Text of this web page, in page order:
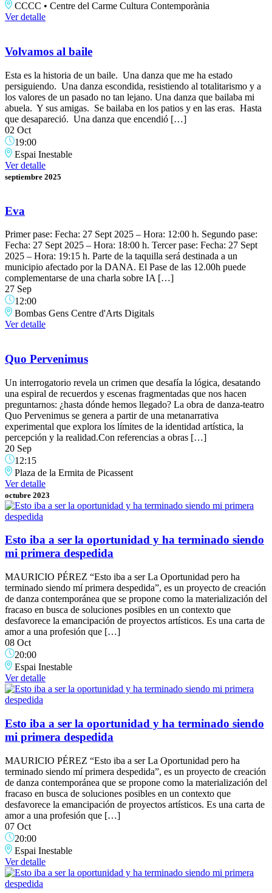
CCCC • Centre del Carme Cultura Contemporània
Ver detalle
Volvamos al baile
Esta es la historia de un baile. Una danza que me ha estado
persiguiendo. Una danza escondida, resistiendo al totalitarismo y a
los valores de un pasado no tan lejano. Una danza que bailaba mi
abuela. Y sus amigas. Se bailaba en los patios y en las eras. Hasta
que desapareció. Una danza que encendió […]
02 Oct
19:00
Espai Inestable
Ver detalle
septiembre 2025
Eva
Primer pase: Fecha: 27 Sept 2025 – Hora: 12:00 h. Segundo pase:
Fecha: 27 Sept 2025 – Hora: 18:00 h. Tercer pase: Fecha: 27 Sept
2025 – Hora: 19:15 h. Parte de la taquilla será destinada a un
municipio afectado por la DANA. El Pase de las 12.00h puede
complementarse de una charla sobre IA […]
27 Sep
12:00
Bombas Gens Centre d'Arts Digitals
Ver detalle
Quo Pervenimus
Un interrogatorio revela un crimen que desafía la lógica, desatando
una espiral de recuerdos y escenas fragmentadas que nos hacen
preguntarnos: ¿hasta dónde hemos llegado? La obra de danza-teatro
Quo Pervenimus se genera a partir de una metanarrativa
experimental que explora los límites de la identidad artística, la
percepción y la realidad.Con referencias a obras […]
20 Sep
12:15
Plaza de la Ermita de Picassent
Ver detalle
octubre 2023
Esto iba a ser la oportunidad y ha terminado siendo
mi primera despedida
MAURICIO PÉREZ “Esto iba a ser La Oportunidad pero ha
terminado siendo mí primera despedida”, es un proyecto de creación
de danza contemporánea que se propone como la materialización del
fracaso en busca de soluciones posibles en un contexto que
desfavorece la emancipación de proyectos artísticos. Es una carta de
amor a una profesión que […]
08 Oct
20:00
Espai Inestable
Ver detalle
Esto iba a ser la oportunidad y ha terminado siendo
mi primera despedida
MAURICIO PÉREZ “Esto iba a ser La Oportunidad pero ha
terminado siendo mí primera despedida”, es un proyecto de creación
de danza contemporánea que se propone como la materialización del
fracaso en busca de soluciones posibles en un contexto que
desfavorece la emancipación de proyectos artísticos. Es una carta de
amor a una profesión que […]
07 Oct
20:00
Espai Inestable
Ver detalle